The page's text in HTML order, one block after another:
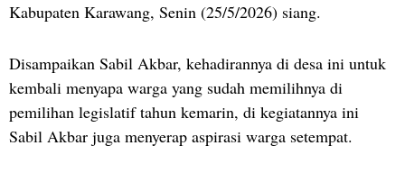
Kabupaten Karawang, Senin (25/5/2026) siang.
Disampaikan Sabil Akbar, kehadirannya di desa ini untuk
kembali menyapa warga yang sudah memilihnya di
pemilihan legislatif tahun kemarin, di kegiatannya ini
Sabil Akbar juga menyerap aspirasi warga setempat.